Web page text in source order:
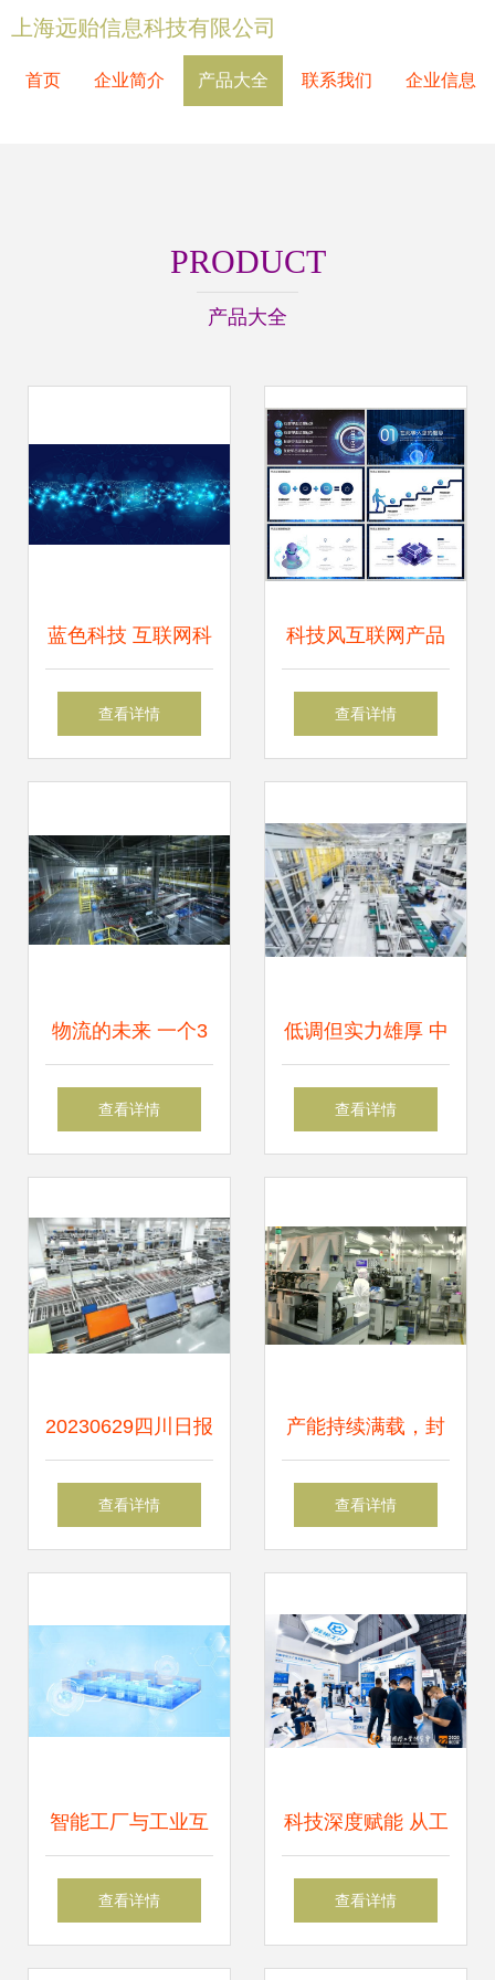
上海远贻信息科技有限公司
首页 企业简介 产品大全 联系我们 企业信息
PRODUCT
产品大全
蓝色科技 互联网科
技驱动商业变革的
查看详情
科技风互联网产品
发布会PPT模板 引
魅力
查看详情
物流的未来 一个3
万亿的蓝海与互联
查看详情
低调但实力雄厚 中
科可控获央视《东
查看详情
20230629四川日报
图片 聚焦互联网科
查看详情
产能持续满载，封
测厂接单接到手软
查看详情
智能工厂与工业互
联网解决方案——
查看详情
科技深度赋能 从工
博会透视工业互联
查看详情